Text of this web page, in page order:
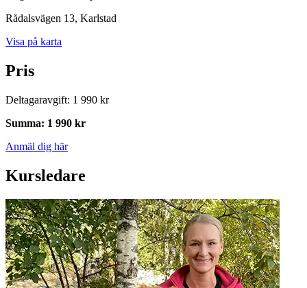
Rådalsvägen 13, Karlstad
Visa på karta
Pris
Deltagaravgift: 1 990 kr
Summa: 1 990 kr
Anmäl dig här
Kursledare